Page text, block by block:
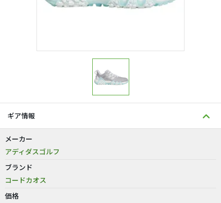
ギア情報
メーカー
アディダスゴルフ
ブランド
コードカオス
価格